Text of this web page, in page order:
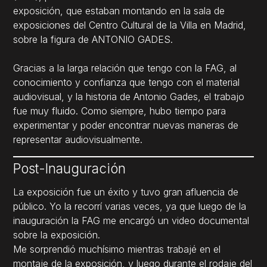
exposición, que estaban montando en la sala de
exposiciones del Centro Cultural de la Villa en Madrid,
sobre la figura de ANTONIO GADES.
Gracias a la larga relación que tengo con la FAG, al
conocimiento y confianza que tengo con el material
audiovisual, y la historia de Antonio Gades, el trabajo
fue muy fluido. Como siempre, hubo tiempo para
experimentar y poder encontrar nuevas maneras de
representar audiovisualmente.
Post-Inauguración
La exposición fue un éxito y tuvo gran afluencia de
público. Yo la recorrí varias veces, ya que luego de la
inauguración la FAG me encargó un video documental
sobre la exposición.
Me sorprendió muchísimo mientras trabajé en el
montaje de la exposición, y luego durante el rodaje del